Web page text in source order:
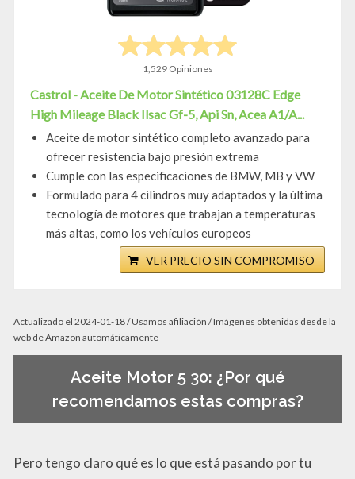
1,529 Opiniones
Castrol - Aceite De Motor Sintético 03128C Edge
High Mileage Black Ilsac Gf-5, Api Sn, Acea A1/A...
Aceite de motor sintético completo avanzado para
ofrecer resistencia bajo presión extrema
Cumple con las especificaciones de BMW, MB y VW
Formulado para 4 cilindros muy adaptados y la última
tecnología de motores que trabajan a temperaturas
más altas, como los vehículos europeos
VER PRECIO SIN COMPROMISO
Actualizado el 2024-01-18 / Usamos afiliación / Imágenes obtenidas desde la
web de Amazon automáticamente
Aceite Motor 5 30: ¿Por qué
recomendamos estas compras?
Pero tengo claro qué es lo que está pasando por tu